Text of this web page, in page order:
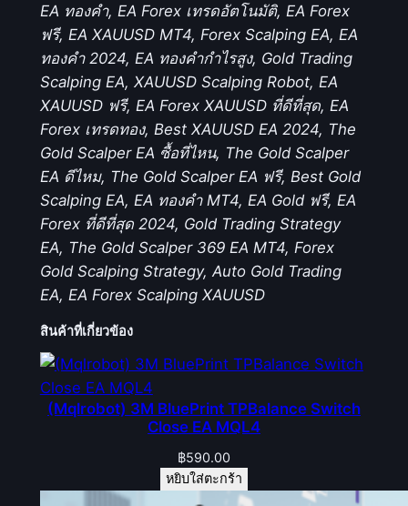
EA ทองคำ, EA Forex เทรดอัตโนมัติ, EA Forex
ฟรี, EA XAUUSD MT4, Forex Scalping EA, EA
ทองคำ 2024, EA ทองคำกำไรสูง, Gold Trading
Scalping EA, XAUUSD Scalping Robot, EA
XAUUSD ฟรี, EA Forex XAUUSD ที่ดีที่สุด, EA
Forex เทรดทอง, Best XAUUSD EA 2024, The
Gold Scalper EA ซื้อที่ไหน, The Gold Scalper
EA ดีไหม, The Gold Scalper EA ฟรี, Best Gold
Scalping EA, EA ทองคำ MT4, EA Gold ฟรี, EA
Forex ที่ดีที่สุด 2024, Gold Trading Strategy
EA, The Gold Scalper 369 EA MT4, Forex
Gold Scalping Strategy, Auto Gold Trading
EA, EA Forex Scalping XAUUSD
สินค้าที่เกี่ยวข้อง
(Mqlrobot) 3M BluePrint TPBalance Switch
Close EA MQL4
฿590.00
หยิบใส่ตะกร้า